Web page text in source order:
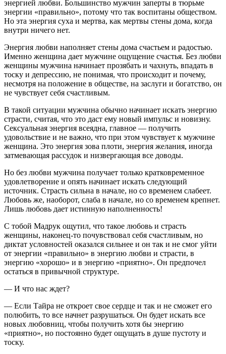
энергией любви. Большинство мужчин заперты в тюрьме
энергии «правильно», потому что так воспитаны обществом.
Но эта энергия суха и мертва, как мертвы стены дома, когда
внутри ничего нет.
Энергия любви наполняет стены дома счастьем и радостью.
Именно женщина дает мужчине ощущение счастья. Без любви
женщины мужчина начинает прозябать и чахнуть, впадать в
тоску и депрессию, не понимая, что происходит и почему,
несмотря на положение в обществе, на заслуги и богатство, он
не чувствует себя счастливым.
В такой ситуации мужчина обычно начинает искать энергию
страсти, считая, что это даст ему новый импульс и новизну.
Сексуальная энергия всеядна, главное — получить
удовольствие и не важно, что при этом чувствует к мужчине
женщина. Это энергия зова плоти, энергия желания, иногда
затмевающая рассудок и низвергающая все доводы.
Но без любви мужчина получает только кратковременное
удовлетворение и опять начинает искать следующий
источник. Страсть сильна в начале, но со временем слабеет.
Любовь же, наоборот, слаба в начале, но со временем крепнет.
Лишь любовь дает истинную наполненность!
С тобой Мадрук ощутил, что такое любовь и страсть
женщины, наконец-то почувствовал себя счастливым, но
диктат условностей оказался сильнее и он так и не смог уйти
от энергии «правильно» в энергию любви и страсти, в
энергию «хорошо» и в энергию «приятно». Он предпочел
остаться в привычной структуре.
— И что нас ждет?
— Если Тайра не откроет свое сердце и так и не сможет его
полюбить, то все начнет разрушаться. Он будет искать все
новых любовниц, чтобы получить хотя бы энергию
«приятно», но постоянно будет ощущать в душе пустоту и
тоску.